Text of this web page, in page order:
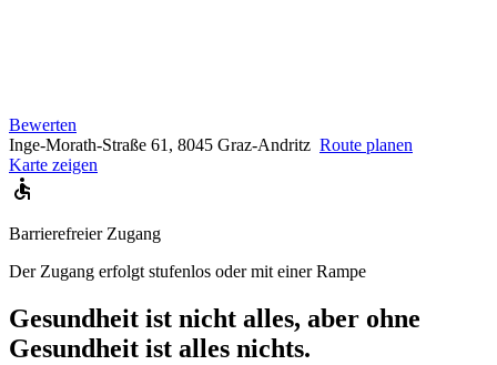
Bewerten
Inge-Morath-Straße 61, 8045 Graz-Andritz Route planen
Karte zeigen
Barrierefreier Zugang
Der Zugang erfolgt stufenlos oder mit einer Rampe
Gesundheit ist nicht alles, aber ohne
Gesundheit ist alles nichts.